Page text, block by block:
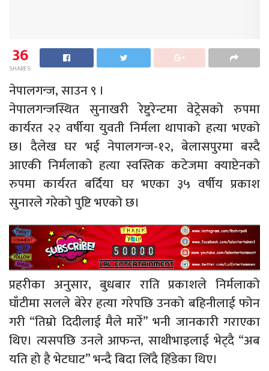
36
SHARES
नेपालगन्ज, साउन ९ ।
नेपालगन्जस्थित सुनाखरी रेष्टुरेन्टमा वेट्रेसको रुपमा
कार्यरत २२ वर्षीया युवती निर्मला थापाको हत्या भएको
छ। दैलेख घर भई नेपालगन्ज-१२, बेलासपुरमा बस्दै
आएकी निर्मलाको हत्या स्वस्तिक कटेजमा क्याप्टेनको
रुपमा कार्यरत बर्दिया घर भएका ३५ वर्षीय प्रकाश
सुनारले गरेको पुष्टि भएको छ।
प्रहरीका अनुसार, बुधबार राति प्रकाशले निर्मलाको
घाँटीमा सलले बेरेर हत्या गरेपछि उनको बहिनीलाई फोन
गरी “तिम्रो दिदीलाई मैले मारेँ” भनी जानकारी गराएका
थिए। त्यसपछि उनले आफन्त, साथीभाइलाई भेट्दै “अब
यति हो है भेटघाट” भन्दै बिदा लिँदै हिँडेका थिए।